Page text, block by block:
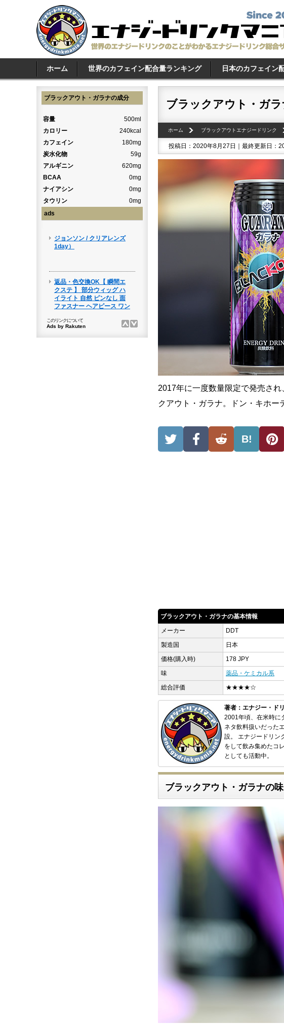
ホーム 世界のカフェイン配合量ランキング 日本のカフェイン
ブラックアウト・ガラ
ホーム ブラックアウトエナジードリンク
投稿日：2020年8月27日｜最終更新日：
2017年に一度数量限定で発売さ
クアウト・ガラナ。ドン・キホー
B!
ブラックアウト・ガラナの基本情報
メーカー
DDT
製造国
日本
価格(購入時)
178 JPY
味
薬品・ケミカル系
総合評価
★★★★☆
著者：エナジー・ド
2001年頃、在米時に
ネタ飲料扱いだった
設。 エナジードリン
をして飲み集めたコ
としても活動中。
ブラックアウト・ガラナの味
ブラックアウト・ガラナの成分
容量
500ml
カロリー
240kcal
カフェイン
180mg
炭水化物
59g
アルギニン
620mg
BCAA
0mg
ナイアシン
0mg
タウリン
0mg
ads